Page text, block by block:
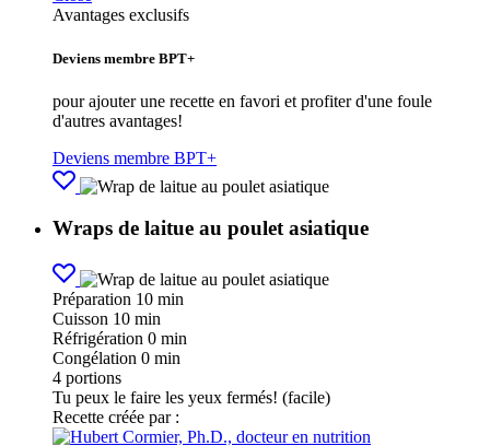
Avantages exclusifs
Deviens membre BPT+
pour ajouter une recette en favori et profiter d'une foule
d'autres avantages!
Deviens membre BPT+
Wraps de laitue au poulet asiatique
Préparation 10 min
Cuisson 10 min
Réfrigération 0 min
Congélation 0 min
4 portions
Tu peux le faire les yeux fermés! (facile)
Recette créée par :